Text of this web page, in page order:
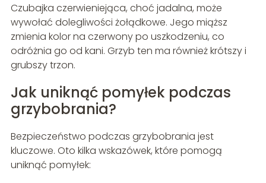
Czubajka czerwieniejąca, choć jadalna, może
wywołać dolegliwości żołądkowe. Jego miąższ
zmienia kolor na czerwony po uszkodzeniu, co
odróżnia go od kani. Grzyb ten ma również krótszy i
grubszy trzon.
Jak uniknąć pomyłek podczas
grzybobrania?
Bezpieczeństwo podczas grzybobrania jest
kluczowe. Oto kilka wskazówek, które pomogą
uniknąć pomyłek: